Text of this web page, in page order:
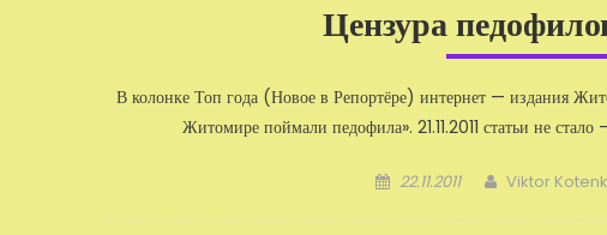
Цензура
В колонке Топ года (Новое в Репортёре) интернет — издания
Житомире поймали педофила». 21.11.2011 статьи не
Добавлено
22.11.2011 Автор
Viktor